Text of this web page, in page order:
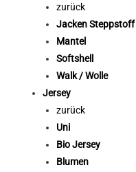
zurück
Jacken Steppstoff
Mantel
Softshell
Walk / Wolle
Jersey
zurück
Uni
Bio Jersey
Blumen